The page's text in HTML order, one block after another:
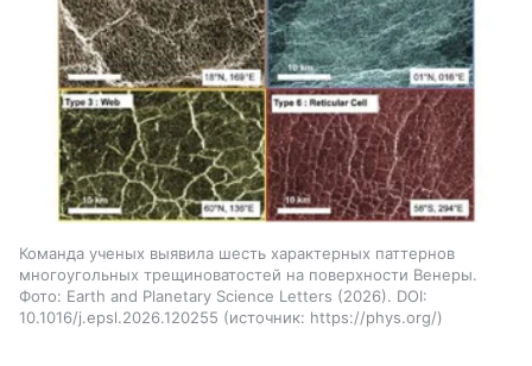
Команда ученых выявила шесть характерных паттернов
многоугольных трещиноватостей на поверхности Венеры.
Фото: Earth and Planetary Science Letters (2026). DOI:
10.1016/j.epsl.2026.120255
источник: https://phys.org/